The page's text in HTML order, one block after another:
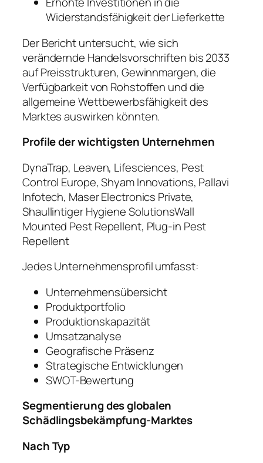
Widerstandsfähigkeit der Lieferkette
Der Bericht untersucht, wie sich
verändernde Handelsvorschriften bis 2033
auf Preisstrukturen, Gewinnmargen, die
Verfügbarkeit von Rohstoffen und die
allgemeine Wettbewerbsfähigkeit des
Marktes auswirken könnten.
Profile der wichtigsten Unternehmen
DynaTrap, Leaven, Lifesciences, Pest
Control Europe, Shyam Innovations, Pallavi
Infotech, Maser Electronics Private,
Shaullintiger Hygiene SolutionsWall
Mounted Pest Repellent, Plug-in Pest
Repellent
Jedes Unternehmensprofil umfasst:
Unternehmensübersicht
Produktportfolio
Produktionskapazität
Umsatzanalyse
Geografische Präsenz
Strategische Entwicklungen
SWOT-Bewertung
Segmentierung des globalen
Schädlingsbekämpfung-Marktes
Nach Typ